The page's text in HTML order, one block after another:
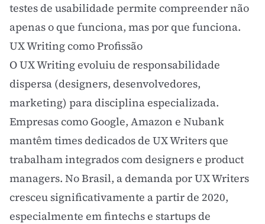
testes de usabilidade permite compreender não
apenas o que funciona, mas por que funciona.
UX Writing como Profissão
O UX Writing evoluiu de responsabilidade
dispersa (designers, desenvolvedores,
marketing) para disciplina especializada.
Empresas como Google, Amazon e Nubank
mantêm times dedicados de UX Writers que
trabalham integrados com designers e product
managers. No Brasil, a demanda por UX Writers
cresceu significativamente a partir de 2020,
especialmente em fintechs e startups de